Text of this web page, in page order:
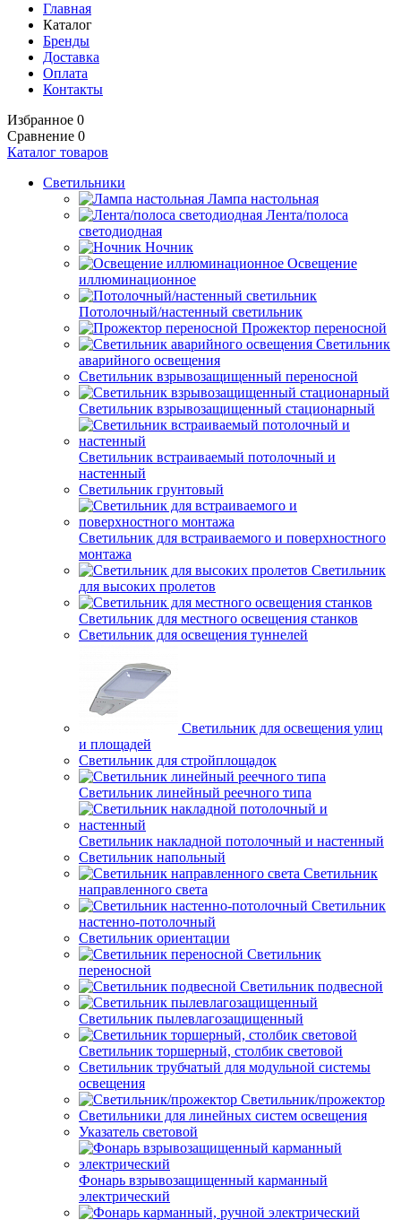
Главная
Каталог
Бренды
Доставка
Оплата
Контакты
Избранное 0
Сравнение 0
Каталог товаров
Светильники
Лампа настольная
Лента/полоса
светодиодная
Ночник
Освещение
иллюминационное
Потолочный/настенный светильник
Прожектор переносной
Светильник
аварийного освещения
Светильник взрывозащищенный переносной
Светильник взрывозащищенный стационарный
Светильник встраиваемый потолочный и
настенный
Светильник грунтовый
Светильник для встраиваемого и поверхностного
монтажа
Светильник
для высоких пролетов
Светильник для местного освещения станков
Светильник для освещения туннелей
Светильник для освещения улиц
и площадей
Светильник для стройплощадок
Светильник линейный реечного типа
Светильник накладной потолочный и настенный
Светильник напольный
Светильник
направленного света
Светильник
настенно-потолочный
Светильник ориентации
Светильник
переносной
Светильник подвесной
Светильник пылевлагозащищенный
Светильник торшерный, столбик световой
Светильник трубчатый для модульной системы
освещения
Светильник/прожектор
Светильники для линейных систем освещения
Указатель световой
Фонарь взрывозащищенный карманный
электрический